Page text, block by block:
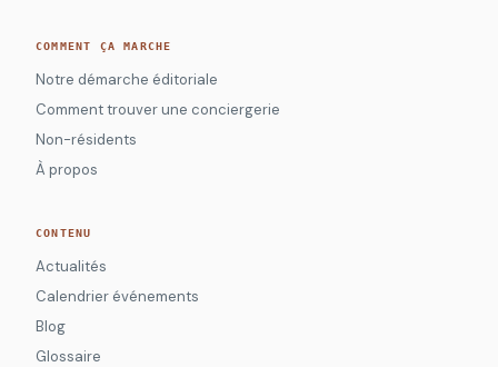
COMMENT ÇA MARCHE
Notre démarche éditoriale
Comment trouver une conciergerie
Non-résidents
À propos
CONTENU
Actualités
Calendrier événements
Blog
Glossaire